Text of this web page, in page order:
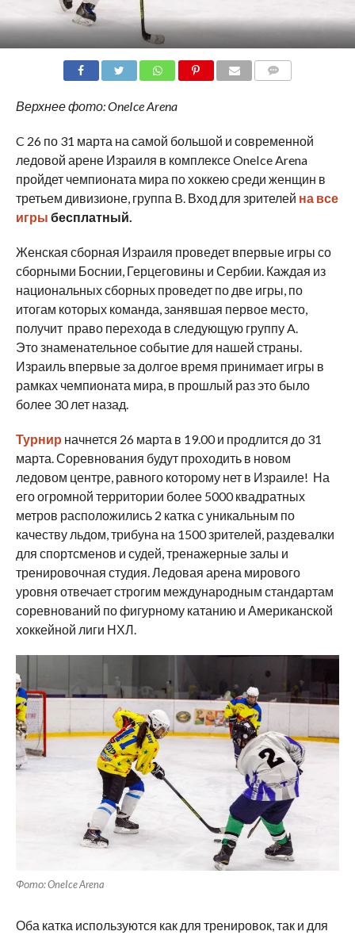
Верхнее фото: OneIce Arena
C 26 по 31 марта на самой большой и современной
ледовой арене Израиля в комплексе OneIce Arena
пройдет чемпионата мира по хоккею среди женщин в
третьем дивизионе, группа B. Вход для зрителей на все
игры бесплатный.
Женская сборная Израиля проведет впервые игры со
сборными Боснии, Герцеговины и Сербии. Каждая из
национальных сборных проведет по две игры, по
итогам которых команда, занявшая первое место,
получит право перехода в следующую группу A.
Это знаменательное событие для нашей страны.
Израиль впервые за долгое время принимает игры в
рамках чемпионата мира, в прошлый раз это было
более 30 лет назад.
Турнир начнется 26 марта в 19.00 и продлится до 31
марта. Соревнования будут проходить в новом
ледовом центре, равного которому нет в Израиле! На
его огромной территории более 5000 квадратных
метров расположились 2 катка с уникальным по
качеству льдом, трибуна на 1500 зрителей, раздевалки
для спортсменов и судей, тренажерные залы и
тренировочная студия. Ледовая арена мирового
уровня отвечает строгим международным стандартам
соревнований по фигурному катанию и Американской
хоккейной лиги НХЛ.
Фото: OneIce Arena
Оба катка используются как для тренировок, так и для